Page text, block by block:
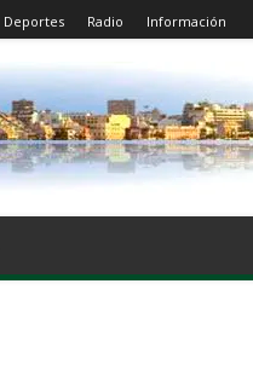
Deportes Radio Información